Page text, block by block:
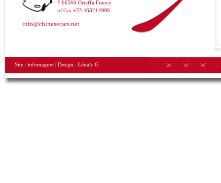
F 66560 Ortaffa France
tel/fax +33 468214998
info@chinesecars.net
Site : infomagnet | Design : Lénaïc G.